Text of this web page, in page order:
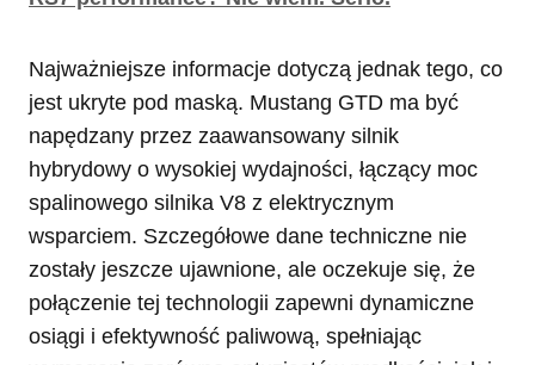
Najważniejsze informacje dotyczą jednak tego, co
jest ukryte pod maską. Mustang GTD ma być
napędzany przez zaawansowany silnik
hybrydowy o wysokiej wydajności, łączący moc
spalinowego silnika V8 z elektrycznym
wsparciem. Szczegółowe dane techniczne nie
zostały jeszcze ujawnione, ale oczekuje się, że
połączenie tej technologii zapewni dynamiczne
osiągi i efektywność paliwową, spełniając